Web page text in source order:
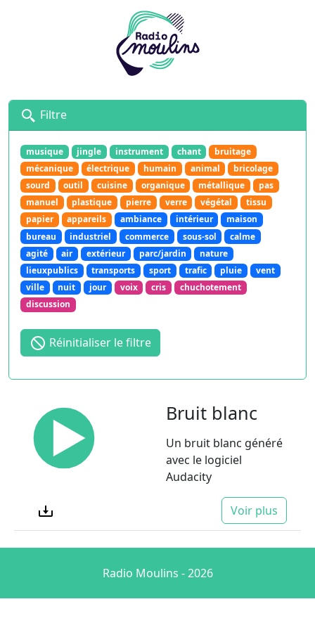
Filtre
musique jingle instrument chant
bruitage
mécanique
électrique humain animal
bricolage
sourd
outil cuisine organique métallique
pas
manuel
plastique pierre verre végétal
tissu
papier
appareils ambiance intérieur
maison
bureau
industriel commerce sous-sol
calme
agité
air extérieur parc/jardin
nature
lieuxpublics
transports sport trafic pluie
vent
ville
nuit jour voix cris
chuchotement
discussion
Réinitialiser le filtre
Bruit blanc
Un bruit blanc généré
avec le logiciel
Audacity
Voir plus
Radio Moulins - 2026